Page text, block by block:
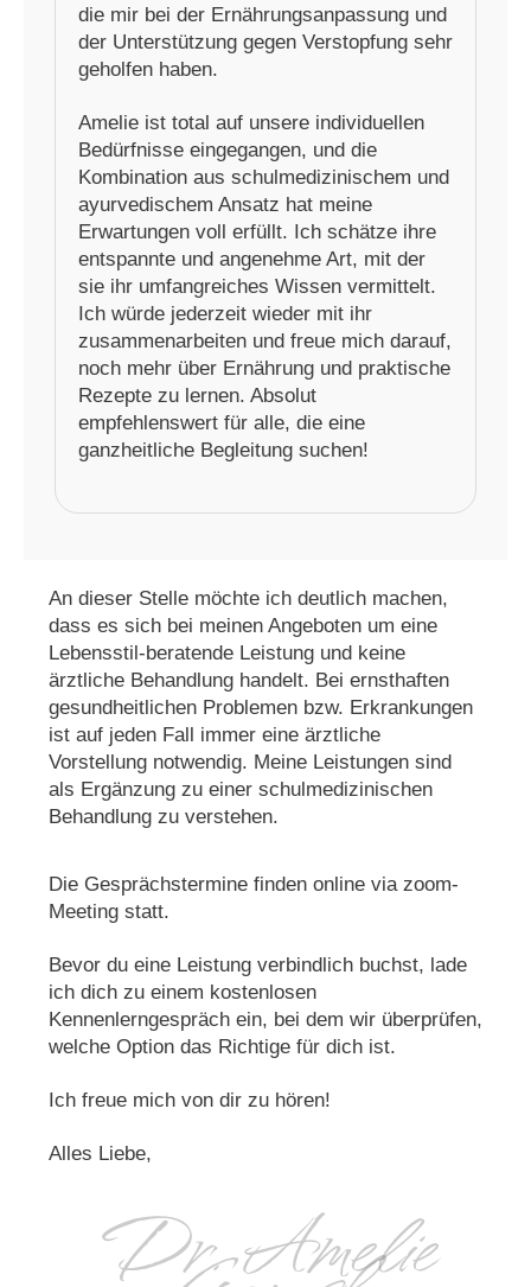
die mir bei der Ernährungsanpassung und
der Unterstützung gegen Verstopfung sehr
geholfen haben.
Amelie ist total auf unsere individuellen
Bedürfnisse eingegangen, und die
Kombination aus schulmedizinischem und
ayurvedischem Ansatz hat meine
Erwartungen voll erfüllt. Ich schätze ihre
entspannte und angenehme Art, mit der
sie ihr umfangreiches Wissen vermittelt.
Ich würde jederzeit wieder mit ihr
zusammenarbeiten und freue mich darauf,
noch mehr über Ernährung und praktische
Rezepte zu lernen. Absolut
empfehlenswert für alle, die eine
ganzheitliche Begleitung suchen!
An dieser Stelle möchte ich deutlich machen,
dass es sich bei meinen Angeboten um eine
Lebensstil-beratende Leistung und keine
ärztliche Behandlung handelt. Bei ernsthaften
gesundheitlichen Problemen bzw. Erkrankungen
ist auf jeden Fall immer eine ärztliche
Vorstellung notwendig. Meine Leistungen sind
als Ergänzung zu einer schulmedizinischen
Behandlung zu verstehen.
Die Gesprächstermine finden online via zoom-
Meeting statt.
Bevor du eine Leistung verbindlich buchst, lade
ich dich zu einem kostenlosen
Kennenlerngespräch ein, bei dem wir überprüfen,
welche Option das Richtige für dich ist.
Ich freue mich von dir zu hören!
Alles Liebe,
Dr. Amelie